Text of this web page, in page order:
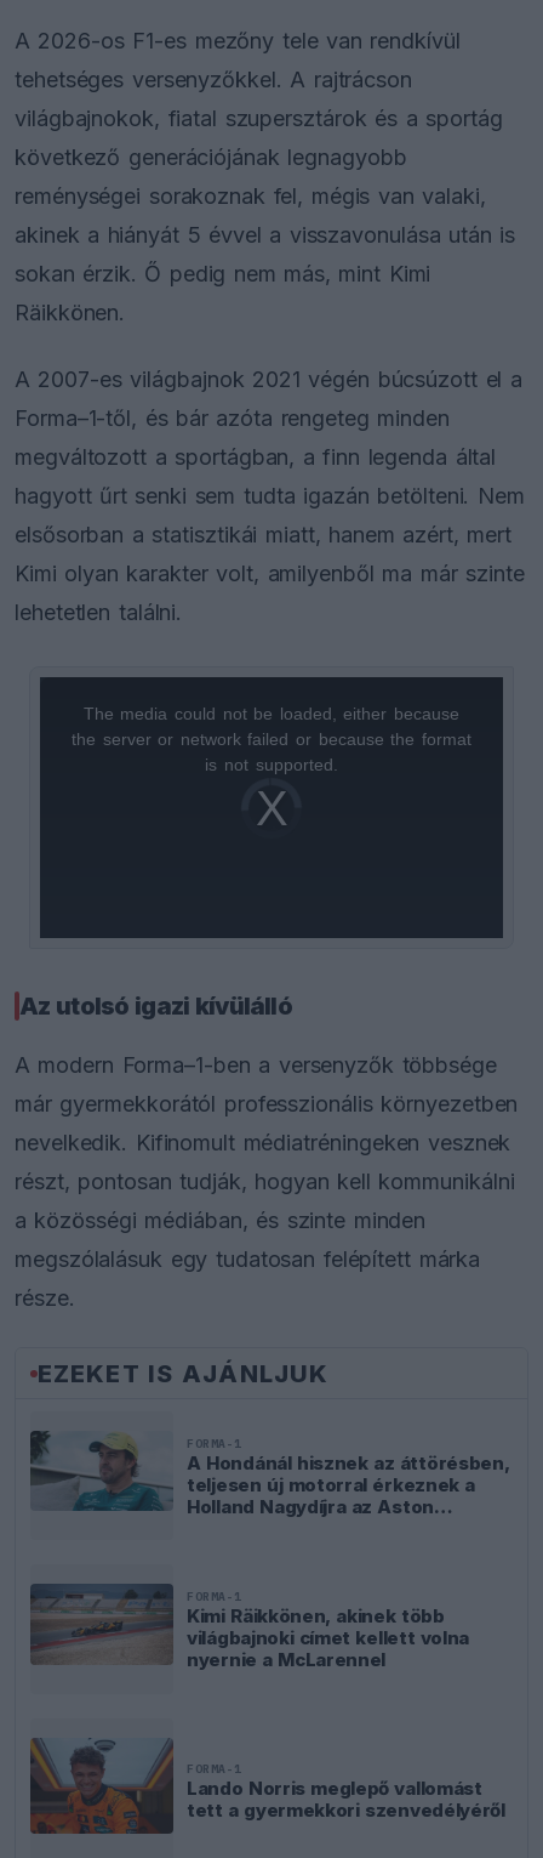
A 2026-os F1-es mezőny tele van rendkívül
tehetséges versenyzőkkel. A rajtrácson
világbajnokok, fiatal szupersztárok és a sportág
következő generációjának legnagyobb
reménységei sorakoznak fel, mégis van valaki,
akinek a hiányát 5 évvel a visszavonulása után is
sokan érzik. Ő pedig nem más, mint Kimi
Räikkönen.
A 2007-es világbajnok 2021 végén búcsúzott el a
Forma–1-től, és bár azóta rengeteg minden
megváltozott a sportágban, a finn legenda által
hagyott űrt senki sem tudta igazán betölteni. Nem
elsősorban a statisztikái miatt, hanem azért, mert
Kimi olyan karakter volt, amilyenből ma már szinte
lehetetlen találni.
Video
Player
loading.
The media could not be loaded, either because
the server or network failed or because the format
is not supported.
Az utolsó igazi kívülálló
A modern Forma–1-ben a versenyzők többsége
már gyermekkorától professzionális környezetben
nevelkedik. Kifinomult médiatréningeken vesznek
részt, pontosan tudják, hogyan kell kommunikálni
a közösségi médiában, és szinte minden
megszólalásuk egy tudatosan felépített márka
része.
EZEKET IS AJÁNLJUK
FORMA-1
A Hondánál hisznek az áttörésben,
teljesen új motorral érkeznek a
Holland Nagydíjra az Aston
FORMA-1
Kimi Räikkönen, akinek több
világbajnoki címet kellett volna
nyernie a McLarennel
FORMA-1
Lando Norris meglepő vallomást
tett a gyermekkori szenvedélyéről